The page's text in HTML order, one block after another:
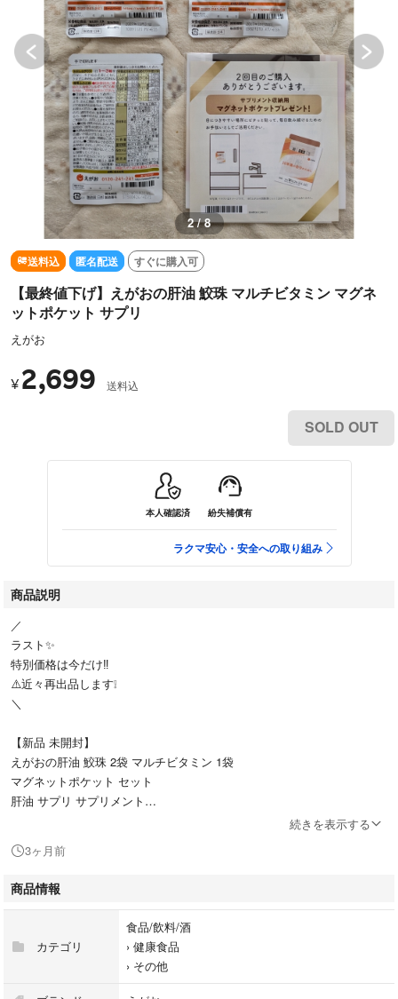
2 / 8
送料込 匿名配送 すぐに購入可
【最終値下げ】えがおの肝油 鮫珠 マルチビタミン マグネ
ットポケット サプリ
えがお
¥ 2,699 送料込
SOLD OUT
本人確認済 紛失補償有
ラクマ安心・安全への取り組み
商品説明
／
ラスト✨️
特別価格は今だけ‼️
⚠️近々再出品します❕
＼
【新品 未開封】
えがおの肝油 鮫珠 2袋 マルチビタミン 1袋
マグネットポケット セット
肝油 サプリ サプリメント
肝油 鮫珠：2027年9月30日
2027年10月31日
マルチビタミン：2027年8月31日
✼••┈┈┈┈••✼••┈┈┈┈••✼••┈┈┈┈••✼
続きを表示する
3ヶ月前
商品情報
カテゴリ
食品/飲料/酒
› 健康食品
› その他